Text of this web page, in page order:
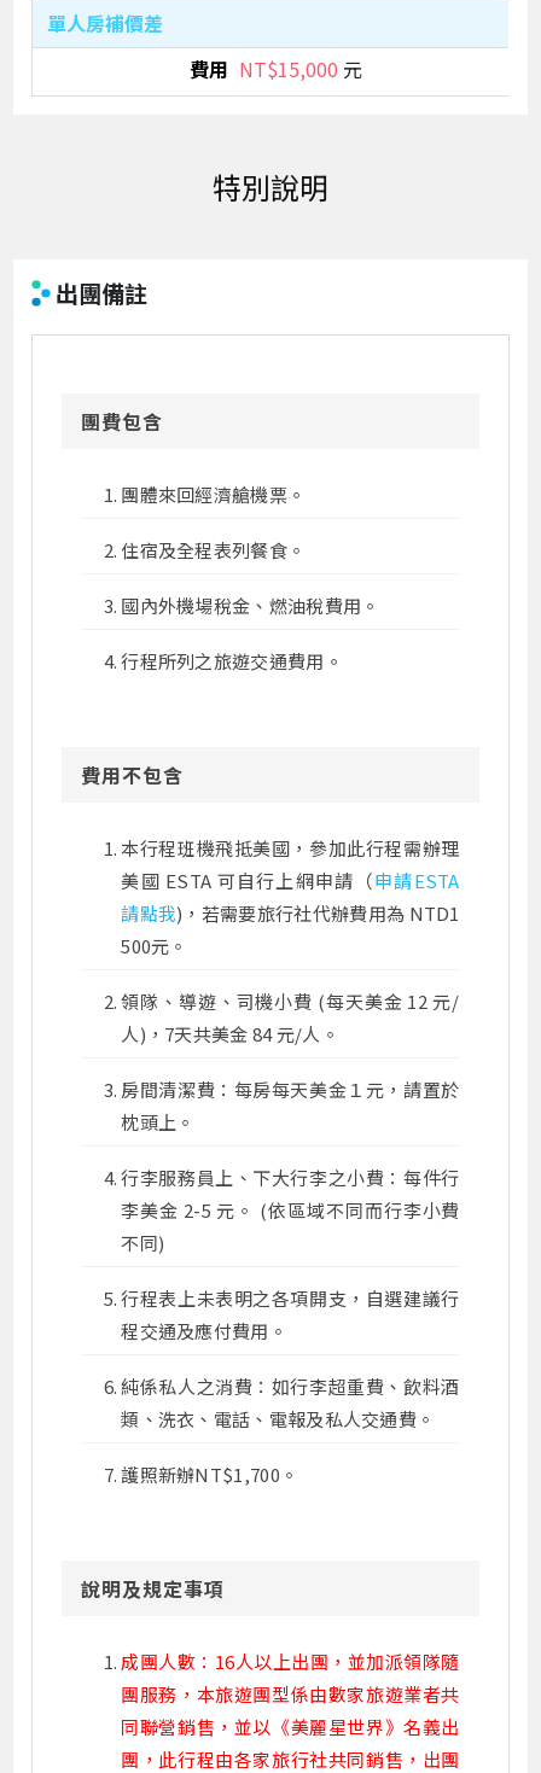
單人房補價差
NT$15,000 元
出團備註
團費包含
團體來回經濟艙機票。
住宿及全程表列餐食。
國內外機場稅金、燃油稅費用。
行程所列之旅遊交通費用。
費用不包含
本行程班機飛抵美國，參加此行程需辦理
美國 ESTA 可自行上網申請（申請ESTA
請點我)，若需要旅行社代辦費用為 NTD1
500元。
領隊、導遊、司機小費 (每天美金 12 元/
人)，7天共美金 84 元/人。
房間清潔費：每房每天美金１元，請置於
枕頭上。
行李服務員上、下大行李之小費：每件行
李美金 2-5 元。 (依區域不同而行李小費
不同)
行程表上未表明之各項開支，自選建議行
程交通及應付費用。
純係私人之消費：如行李超重費、飲料酒
類、洗衣、電話、電報及私人交通費。
護照新辦NT$1,700。
說明及規定事項
成團人數：16人以上出團，並加派領隊隨
團服務，本旅遊團型係由數家旅遊業者共
同聯營銷售，並以《美麗星世界》名義出
團，此行程由各家旅行社共同銷售，出團